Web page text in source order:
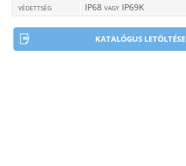
védettség
IP68 vagy IP69K
KATALÓGUS LETÖLTÉSE